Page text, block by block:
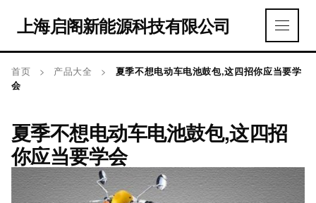
上海启阁新能源科技有限公司
首页 > 产品大全 >
夏季不想电动车电池鼓包,这四招你应当要学
会
夏季不想电动车电池鼓包,这四招
你应当要学会